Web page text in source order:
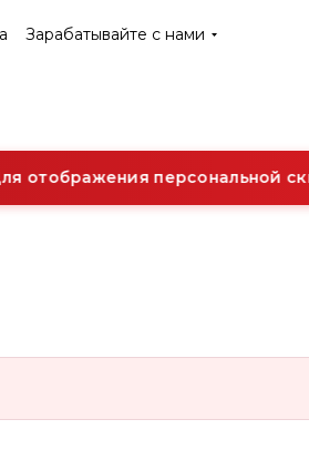
Зарабатывайте с нами
отображения персональной